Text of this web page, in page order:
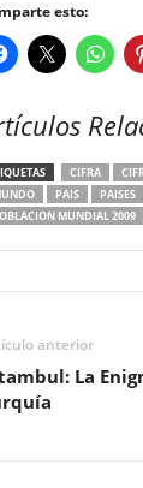
esto:
CIFRA
PAIS PAISES
MUNDIAL 2009
anterior
La